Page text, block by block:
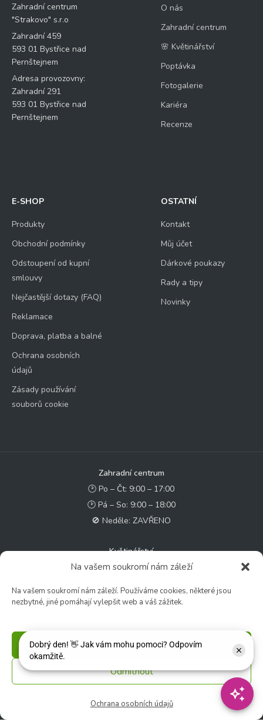
Na vašem soukromí nám záleží
Na vašem soukromí nám záleží. Používáme cookies, některé jsou
nezbytné, jiné pomáhají vylepšit web a váš zážitek.
Příjmout
Odmítnout
Ochrana osobních údajů
Zahradní centrum
"Strakovo" s.r.o
Zahradní 459
593 01 Bystřice nad
Pernštejnem
Adresa provozovny:
Zahradní 291
593 01 Bystřice nad
Pernštejnem
O nás
Zahradní centrum
🌸 Květinářství
Poptávka
Fotogalerie
Kariéra
Recenze
E-SHOP
Produkty
Obchodní podmínky
Odstoupení od kupní
smlouvy
Nejčastější dotazy (FAQ)
Reklamace
Doprava, platba a balné
Ochrana osobních
údajů
Zásady používání
souborů cookie
OSTATNÍ
Kontakt
Můj účet
Dárkové poukazy
Rady a tipy
Novinky
Zahradní centrum
🕑 Po – Čt: 9:00 – 17:00
🕑 Pá – So: 9:00 – 18:00
🚫 Neděle: ZAVŘENO
Květinářství
🕑 Ut – Pá: 9:00 - 12:00 │ 13:00 - 17:00
🚫 Ne - Po: ZAVŘENO
✉️ e-shop@zcstrakovo.cz